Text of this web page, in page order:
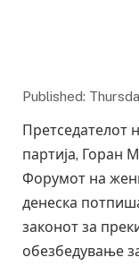
Published:
Претседателот
партија, Горан
Форумот на
денеска
законот за
обезбедување